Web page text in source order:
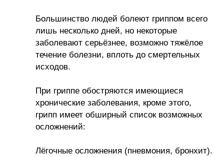
Большинство людей болеют гриппом всего
лишь несколько дней, но некоторые
заболевают серьёзнее, возможно тяжёлое
течение болезни, вплоть до смертельных
исходов.
При гриппе обостряются имеющиеся
хронические заболевания, кроме этого,
грипп имеет обширный список возможных
осложнений:
Лёгочные осложнения (пневмония, бронхит).